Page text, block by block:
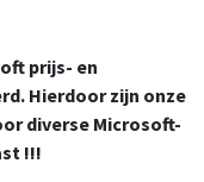
prijs- en
Hierdoor zijn onze
diverse Microsoft-
!!!